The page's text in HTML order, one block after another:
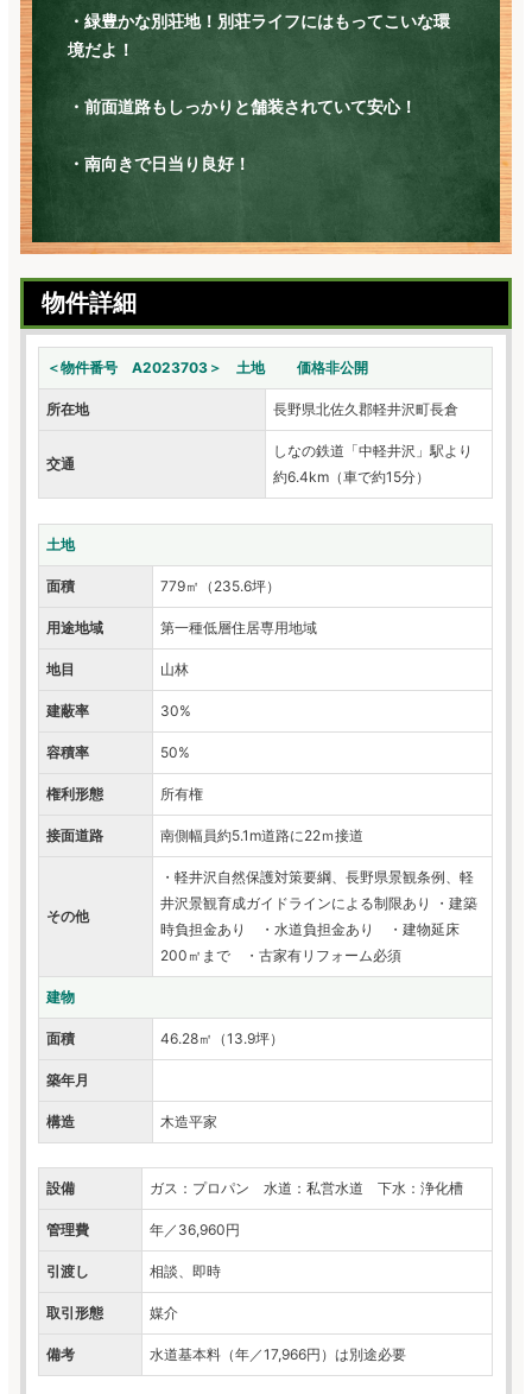
・緑豊かな別荘地！別荘ライフにはもってこいな環
境だよ！
・前面道路もしっかりと舗装されていて安心！
・南向きで日当り良好！
物件詳細
＜物件番号 A2023703＞ 土地 価格非公開
所在地 長野県北佐久郡軽井沢町長倉
交通
しなの鉄道「中軽井沢」駅より
約6.4km（車で約15分）
土地
面積 779㎡（235.6坪）
用途地域 第一種低層住居専用地域
地目 山林
建蔽率 30%
容積率 50%
権利形態 所有権
接面道路 南側幅員約5.1m道路に22ｍ接道
その他
・軽井沢自然保護対策要綱、長野県景観条例、軽
井沢景観育成ガイドラインによる制限あり ・建築
時負担金あり ・水道負担金あり ・建物延床
200㎡まで ・古家有リフォーム必須
建物
面積 46.28㎡（13.9坪）
築年月
構造 木造平家
設備 ガス：プロパン 水道：私営水道 下水：浄化槽
管理費 年／36,960円
引渡し 相談、即時
取引形態 媒介
備考 水道基本料（年／17,966円）は別途必要